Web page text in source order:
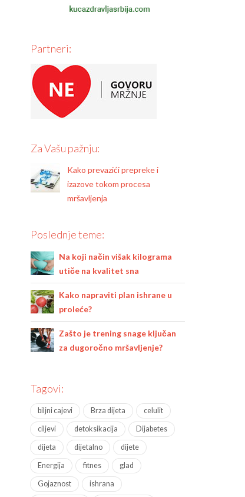
Partneri:
Za Vašu pažnju:
Kako prevazići prepreke i
izazove tokom procesa
mršavljenja
Poslednje teme:
Na koji način višak kilograma
utiče na kvalitet sna
Kako napraviti plan ishrane u
proleće?
Zašto je trening snage ključan
za dugoročno mršavljenje?
Tagovi:
biljni cajevi Brza dijeta celulit
ciljevi detoksikacija Dijabetes
dijeta dijetalno dijete
Energija fitnes glad
Gojaznost ishrana